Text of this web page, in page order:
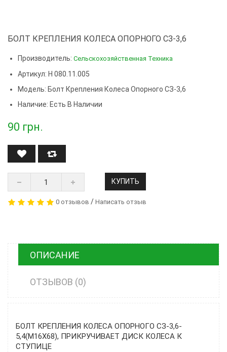
БОЛТ КРЕПЛЕНИЯ КОЛЕСА ОПОРНОГО СЗ-3,6
Производитель: Сельскохозяйственная Техника
Артикул: Н 080.11.005
Модель: Болт Крепления Колеса Опорного СЗ-3,6
Наличие: Есть В Наличии
90 грн.
КУПИТЬ
0 отзывов / Написать отзыв
ОПИСАНИЕ
ОТЗЫВОВ (0)
БОЛТ КРЕПЛЕНИЯ КОЛЕСА ОПОРНОГО СЗ-3,6-
5,4(М16Х68), ПРИКРУЧИВАЕТ ДИСК КОЛЕСА К
СТУПИЦЕ